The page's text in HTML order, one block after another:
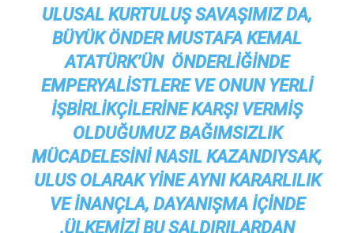
ULUSAL KURTULUŞ SAVAŞIMIZ DA,
BÜYÜK ÖNDER MUSTAFA KEMAL
ATATÜRK’ÜN ÖNDERLIĞINDE
EMPERYALISTLERE VE ONUN YERLI
IŞBIRLIKÇILERINE KARŞI VERMIŞ
OLDUĞUMUZ BAĞIMSIZLIK
MÜCADELESINI NASIL KAZANDIYSAK,
ULUS OLARAK YINE AYNI KARARLILIK
VE INANÇLA, DAYANIŞMA IÇINDE
,ÜLKEMIZI BU SALDIRILARDAN